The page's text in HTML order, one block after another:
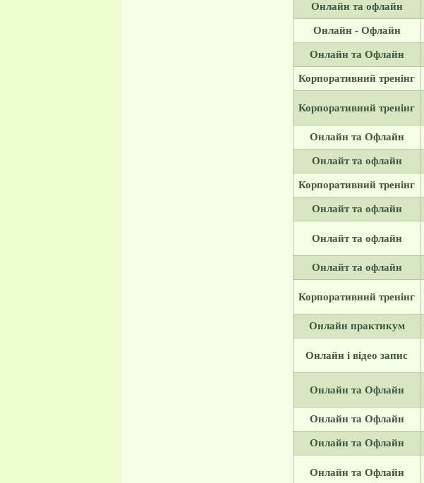
Онлайн та офлайн
Онлайн - Офлайн
Онлайн та Офлайн
Корпоративний тренінг
Корпоративний тренінг
Онлайн та Офлайн
Онлайт та офлайн
Корпоративний тренінг
Онлайт та офлайн
Онлайт та офлайн
Онлайт та офлайн
Корпоративний тренінг
Онлайн практикум
Онлайн і відео запис
Онлайн та Офлайн
Онлайн та Офлайн
Онлайн та Офлайн
Онлайн та Офлайн